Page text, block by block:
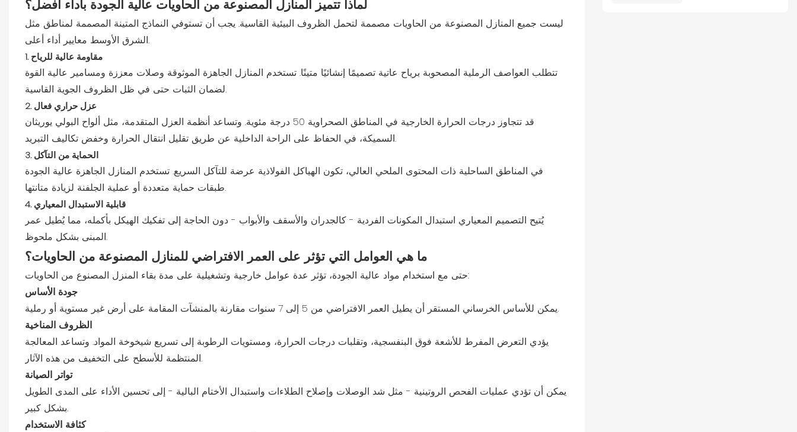
لماذا تتميز المنازل المصنوعة من الحاويات عالية الجودة بأداء أفضل؟
ليست جميع المنازل المصنوعة من الحاويات مصممة لتحمل الظروف البيئية القاسية. يجب أن تستوفي النماذج المتينة المصممة لمناطق مثل
الشرق الأوسط معايير أداء أعلى.
1. مقاومة عالية للرياح
تتطلب العواصف الرملية المصحوبة برياح عاتية تصميمًا إنشائيًا متينًا. تستخدم المنازل الجاهزة الموثوقة وصلات معززة ومسامير عالية القوة
لضمان الثبات حتى في ظل الظروف الجوية القاسية.
2. عزل حراري فعال
قد تتجاوز درجات الحرارة الخارجية في المناطق الصحراوية 50 درجة مئوية. وتساعد أنظمة العزل المتقدمة، مثل ألواح البولي يوريثان
السميكة، في الحفاظ على الراحة الداخلية عن طريق تقليل انتقال الحرارة وخفض تكاليف التبريد.
3. الحماية من التآكل
في المناطق الساحلية ذات المحتوى الملحي العالي، تكون الهياكل الفولاذية عرضة للتآكل السريع. تستخدم المنازل الجاهزة عالية الجودة
طبقات حماية متعددة أو عملية الجلفنة لزيادة متانتها.
4. قابلية الاستبدال المعياري
يُتيح التصميم المعياري استبدال المكونات الفردية - كالجدران والأسقف والأبواب - دون الحاجة إلى تفكيك الهيكل بأكمله، مما يُطيل عمر
المبنى بشكل ملحوظ.
ما هي العوامل التي تؤثر على العمر الافتراضي للمنازل المصنوعة من الحاويات؟
حتى مع استخدام مواد عالية الجودة، تؤثر عدة عوامل خارجية وتشغيلية على مدة بقاء المنزل المصنوع من الحاويات:
جودة الأساس
يمكن للأساس الخرساني المستقر أن يطيل العمر الافتراضي من 5 إلى 7 سنوات مقارنة بالمنشآت المقامة على أرض غير مستوية أو رملية.
الظروف المناخية
يؤدي التعرض المفرط للأشعة فوق البنفسجية، وتقلبات درجات الحرارة، ومستويات الرطوبة إلى تسريع شيخوخة المواد. وتساعد المعالجة
المنتظمة للأسطح على التخفيف من هذه الآثار.
تواتر الصيانة
يمكن أن تؤدي عمليات الفحص الروتينية - مثل شد الوصلات وإصلاح الطلاءات واستبدال الأختام البالية - إلى تحسين الأداء على المدى الطويل
بشكل كبير.
كثافة الاستخدام